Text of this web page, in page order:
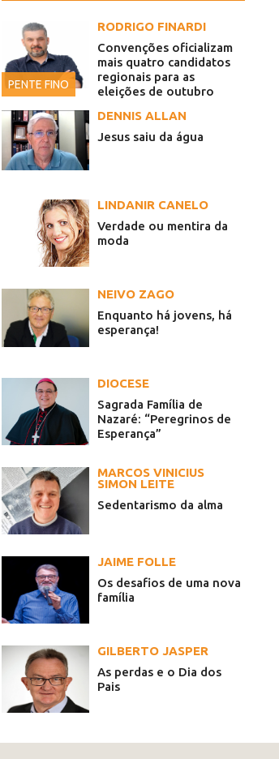
PENTE FINO
RODRIGO FINARDI
Convenções oficializam
mais quatro candidatos
regionais para as
eleições de outubro
DENNIS ALLAN
Jesus saiu da água
LINDANIR CANELO
Verdade ou mentira da
moda
NEIVO ZAGO
Enquanto há jovens, há
esperança!
DIOCESE
Sagrada Família de
Nazaré: “Peregrinos de
Esperança”
MARCOS VINICIUS
SIMON LEITE
Sedentarismo da alma
JAIME FOLLE
Os desafios de uma nova
família
GILBERTO JASPER
As perdas e o Dia dos
Pais